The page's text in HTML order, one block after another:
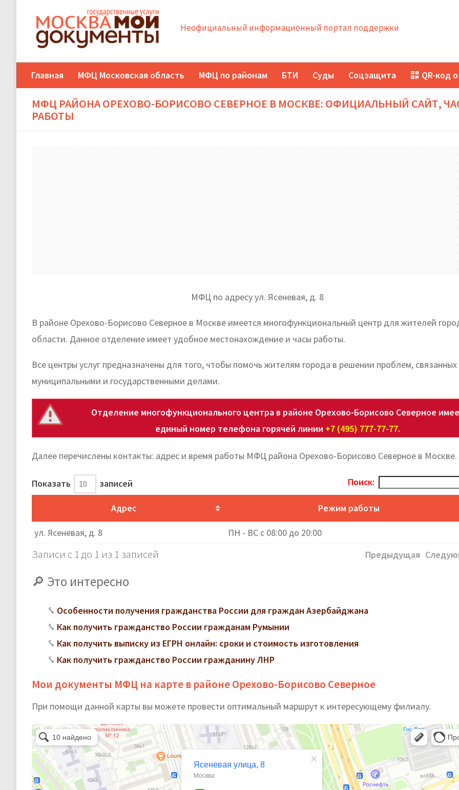
Неофициальный информационный портал поддержки
Главная МФЦ Московская область МФЦ по районам БТИ Суды Соцзащита QR-код
МФЦ РАЙОНА ОРЕХОВО-БОРИСОВО СЕВЕРНОЕ В МОСКВЕ: ОФИЦИАЛЬНЫЙ САЙТ,
РАБОТЫ
МФЦ по адресу ул. Ясеневая, д. 8
В районе Орехово-Борисово Северное в Москве имеется многофункциональный центр для жителей
области. Данное отделение имеет удобное местонахождение и часы работы.
Все центры услуг предназначены для того, чтобы помочь жителям города в решении проблем, связанных
муниципальными и государственными делами.
Отделение многофункционального центра в районе Орехово-Борисово Северное
единый номер телефона горячей линии +7 (495) 777-77-77.
Далее перечислены контакты: адрес и время работы МФЦ района Орехово-Борисово Северное в Москве.
Показать записей Поиск:
Адрес Режим работы
ул. Ясеневая, д. 8 ПН - ВС с 08:00 до 20:00
Записи с 1 до 1 из 1 записей Предыдущая
Это интересно
Особенности получения гражданства России для граждан Азербайджана
Как получить гражданство России гражданам Румынии
Как получить выписку из ЕГРН онлайн: сроки и стоимость изготовления
Как получить гражданство России гражданину ЛНР
Мои документы МФЦ на карте в районе Орехово-Борисово Северное
При помощи данной карты вы можете провести оптимальный маршрут к интересующему филиалу.